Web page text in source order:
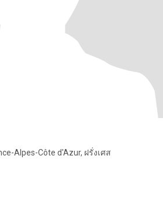
Alpes-Côte d'Azur, ฝรั่งเศส